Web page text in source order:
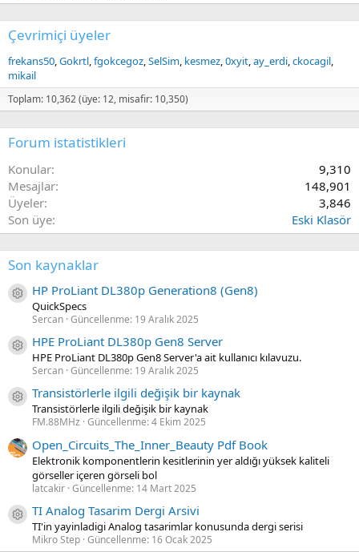
Çevrimiçi üyeler
frekans50 Gokrtl fgokcegoz SelSim kesmez 0xyit ay_erdi ckocagil
mikail
Toplam: 10,362 (üye: 12, misafir: 10,350)
Forum istatistikleri
Konular
9,310
Mesajlar
148,901
Üyeler
3,846
Son üye
Eski Klasör
Son kaynaklar
Kaynak ikon/amblem
HP ProLiant DL380p Generation8 (Gen8)
QuickSpecs
Sercan Güncellenme: 19 Aralık 2025
Kaynak ikon/amblem
HPE ProLiant DL380p Gen8 Server
HPE ProLiant DL380p Gen8 Server'a ait kullanıcı kılavuzu.
Sercan Güncellenme: 19 Aralık 2025
Kaynak ikon/amblem
Transistörlerle ilgili değişik bir kaynak
Transistörlerle ilgili değişik bir kaynak
FM.88MHz Güncellenme:4 Ekim 2025
Open_Circuits_The_Inner_Beauty Pdf Book
Elektronik komponentlerin kesitlerinin yer aldığı yüksek kaliteli
görseller içeren görseli bol
latcakir Güncellenme: 14 Mart 2025
Kaynak ikon/amblem
TI Analog Tasarim Dergi Arsivi
TI'in yayinladigi Analog tasarimlar konusunda dergi serisi
Mikro Step Güncellenme: 16 Ocak 2025